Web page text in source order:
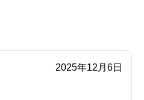
2025年12月6日